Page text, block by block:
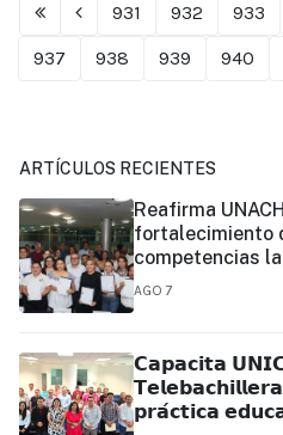
931 932 933
937
938 939 940
ARTÍCULOS RECIENTES
Reafirma
fortalecimiento
competencias
AGO 7
𝗖𝗮𝗽𝗮𝗰𝗶𝘁𝗮
𝗽𝗿𝗮́𝗰𝘁𝗶𝗰𝗮